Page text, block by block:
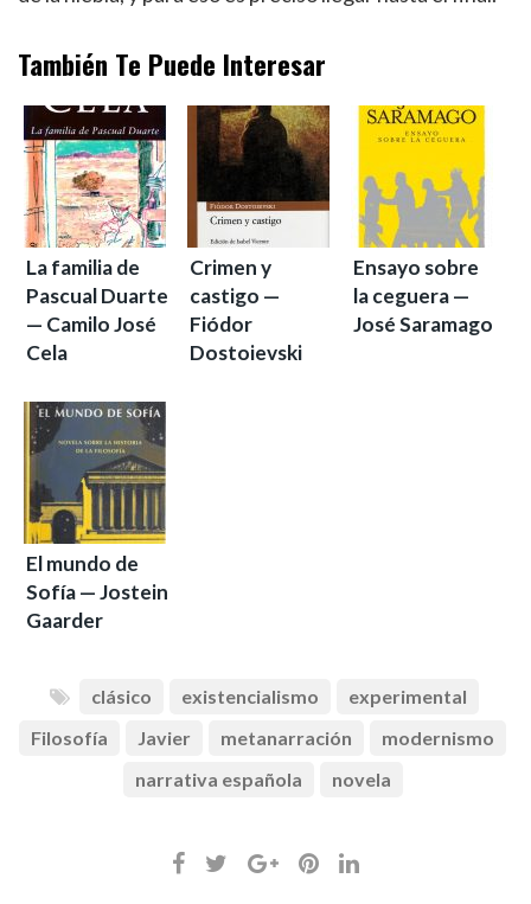
También Te Puede Interesar
La familia de
Pascual Duarte
— Camilo José
Cela
Crimen y
castigo —
Fiódor
Dostoievski
Ensayo sobre
la ceguera —
José Saramago
El mundo de
Sofía — Jostein
Gaarder
clásico existencialismo
experimental
Filosofía
Javier metanarración
modernismo
narrativa española
novela